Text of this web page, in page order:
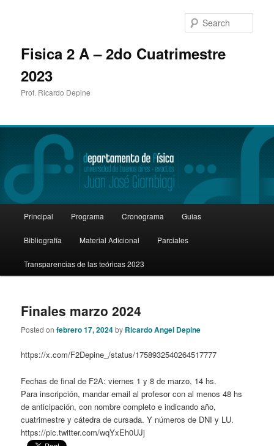
Fisica 2 A – 2do Cuatrimestre
2023
Prof. Ricardo Depine
Skip
to
primary
Skip
to
secondary
Principal Programa Cronograma Guias
Bibliografía Material Adicional Parciales
Transparencias de las teóricas 2023
Finales marzo 2024
Posted onfebrero 17, 2024by Ricardo Angel Depine
https://x.com/F2Depine_/status/1758932540264517777
Fechas de final de F2A: viernes 1 y 8 de marzo, 14 hs.
Para inscripción, mandar email al profesor con al menos 48 hs
de anticipación, con nombre completo e indicando año,
cuatrimestre y cátedra de cursada. Y números de DNI y LU.
https://pic.twitter.com/wqYxEh0UJj